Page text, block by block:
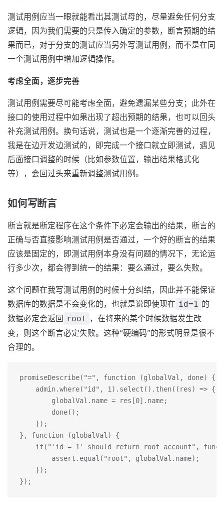
测试用例应当一眼就能看出其测试母的，尽量避免任何分支
逻辑，因为我们需要的只是传入确定的参数，断言预期的结
果而已，对于分支的测试应当另外写测试用例，而不是在同
一个测试用例中增加逻辑操作。
考虑全面，逐步完善
测试用例需要尽可能考虑全面，避免遗漏某些分支；此外在
接口的使用过程中如果出现了超出预期的结果，也可以回头
补充测试用例。换句话说，测试也是一个逐渐完善的过程，
我是在边开发边测试的，即完成一个接口就立即测试，遇见
后面接口调整的时候（比如参数位置，输出结果格式化
等），会回过头来重新调整测试用例。
如何写断言
断言就是断定程序在这个条件下必定会输出的结果，断言的
正确与否直接影响测试用例是否通过，一个好的断言的结果
应该是固定的，即测试用例本身没有问题的情况下，无论运
行多少次，都会得到统一的结果：要么通过，要么失败。
这个问题在我写测试用例的时候十分纠结，因此并不能保证
数据库的数据是不会变化的，也就是说即使现在 id=1 的
数据必定会返回 root ，在将来的某个时候数据发生改
变，则这个断言必定失败。这种“硬编码”的形式明显是很不
合理的。
promiseDescribe("=", function (globalVal, done) {
    admin.where("id", 1).select().then((res) => {
        globalVal.name = res[0].name;
        done();
    });
}, function (globalVal) {
it("'id = 1' should return root account",
        assert.equal("root", globalVal.name);
    });
});